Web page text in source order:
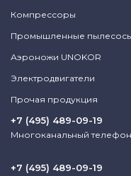
Компрессоры
Промышленные
Аэроножи UNOKOR
Электродвигатели
Прочая продукция
+7 (495) 489-09-19
Многоканальный
+7 (495) 489-09-19